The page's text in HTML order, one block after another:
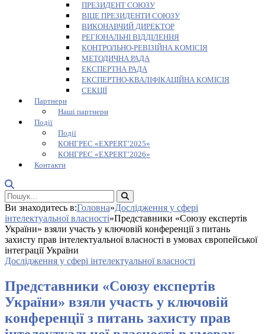
ПРЕЗИДЕНТ СОЮЗУ
ВІЦЕ ПРЕЗИДЕНТИ СОЮЗУ
ВИКОНАВЧИЙ ДИРЕКТОР
РЕГІОНАЛЬНІ ВІДДІЛЕННЯ
КОНТРОЛЬНО-РЕВІЗІЙНА КОМІСІЯ
МЕТОДИЧНА РАДА
ЕКСПЕРТНА РАДА
ЕКСПЕРТНО-КВАЛІФІКАЦІЙНА КОМІСІЯ
СЕКЦІЇ
Партнери
Наші партнери
Події
Події
КОНГРЕС «EXPERT’2025»
КОНГРЕС «EXPERT’2026»
Контакти
Ви знаходитесь в:Головна»Дослідження у сфері
інтелектуальної власності»Представники «Союзу експертів
України» взяли участь у ключовій конференції з питань
захисту прав інтелектуальної власності в умовах європейської
інтеграції України
Дослідження у сфері інтелектуальної власності
Представники «Союзу експертів
України» взяли участь у ключовій
конференції з питань захисту прав